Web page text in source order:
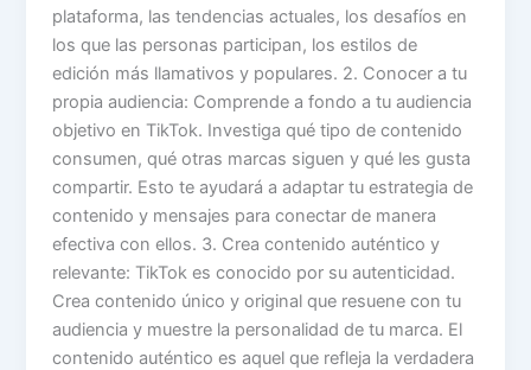
plataforma, las tendencias actuales, los desafíos en
los que las personas participan, los estilos de
edición más llamativos y populares. 2. Conocer a tu
propia audiencia: Comprende a fondo a tu audiencia
objetivo en TikTok. Investiga qué tipo de contenido
consumen, qué otras marcas siguen y qué les gusta
compartir. Esto te ayudará a adaptar tu estrategia de
contenido y mensajes para conectar de manera
efectiva con ellos. 3. Crea contenido auténtico y
relevante: TikTok es conocido por su autenticidad.
Crea contenido único y original que resuene con tu
audiencia y muestre la personalidad de tu marca. El
contenido auténtico es aquel que refleja la verdadera